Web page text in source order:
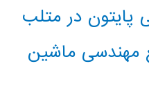
پایتون در متلب
مهندسی ماشین